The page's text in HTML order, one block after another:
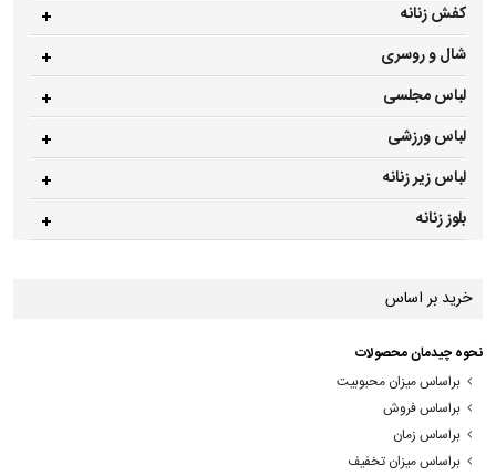
کفش زنانه
شال و روسری
لباس مجلسی
لباس ورزشی
لباس زیر زنانه
بلوز زنانه
خرید بر اساس
نحوه چیدمان محصولات
براساس میزان محبوبیت
براساس فروش
براساس زمان
براساس میزان تخفیف